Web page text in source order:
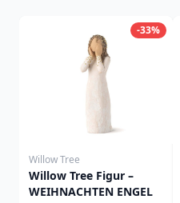
-33%
Willow Tree
Willow Tree Figur –
WEIHNACHTEN ENGEL